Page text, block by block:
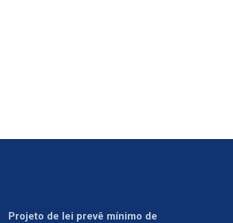
Projeto de lei prevê mínimo de